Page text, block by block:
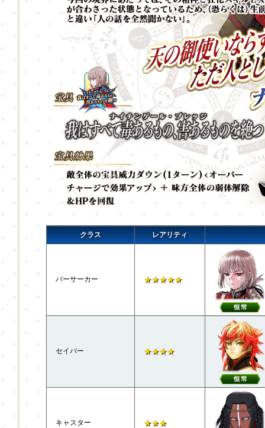
クラス レアリティ
バーサーカー ★★★★★
セイバー ★★★★
キャスター ★★★